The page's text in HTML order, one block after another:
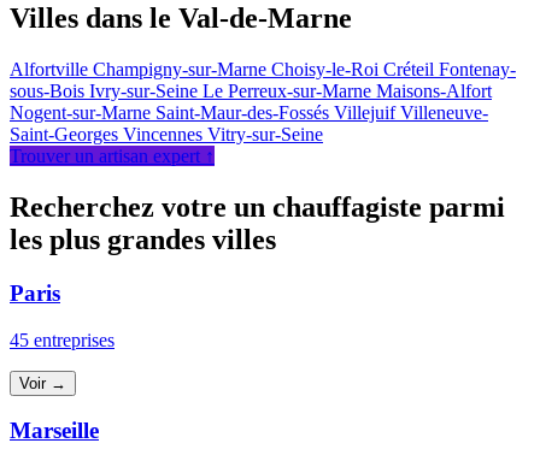
Villes dans le Val-de-Marne
Alfortville Champigny-sur-Marne Choisy-le-Roi Créteil Fontenay-
sous-Bois Ivry-sur-Seine Le Perreux-sur-Marne Maisons-Alfort
Nogent-sur-Marne Saint-Maur-des-Fossés VillejuifVilleneuve-
Saint-Georges Vincennes Vitry-sur-Seine
Trouver un artisan expert ↑
Recherchez votre un chauffagiste parmi
les plus grandes villes
Paris
45 entreprises
Voir →
Marseille